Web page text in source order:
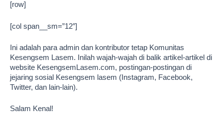
[row]
[col span__sm=”12″]
Ini adalah para admin dan kontributor tetap Komunitas
Kesengsem Lasem. Inilah wajah-wajah di balik artikel-artikel di
website KesengsemLasem.com, postingan-postingan di
jejaring sosial Kesengsem lasem (Instagram, Facebook,
Twitter, dan lain-lain).
Salam Kenal!